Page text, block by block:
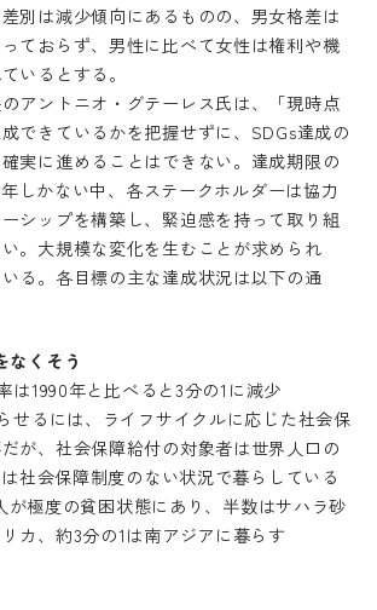
別は減少傾向にあるものの、男女格差は
ておらず、男性に比べて女性は権利や機
いるとする。
アントニオ・グテーレス氏は、「現時点
できているかを把握せずに、SDGs達成の
実に進めることはできない。達成期限の
しかない中、各ステークホルダーは協力
シップを構築し、緊迫感を持って取り組
。大規模な変化を生むことが求められ
る。各目標の主な達成状況は以下の通
くそう
は1990年と比べると3分の1に減少
せるには、ライフサイクルに応じた社会保
が、社会保障給付の対象者は世界人口の
社会保障制度のない状況で暮らしている
が極度の貧困状態にあり、半数はサハラ砂
カ、約3分の1は南アジアに暮らす